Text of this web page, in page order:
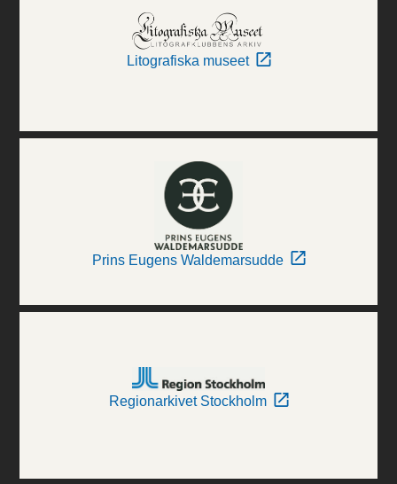
Litografiska museet
Prins Eugens Waldemarsudde
Regionarkivet Stockholm